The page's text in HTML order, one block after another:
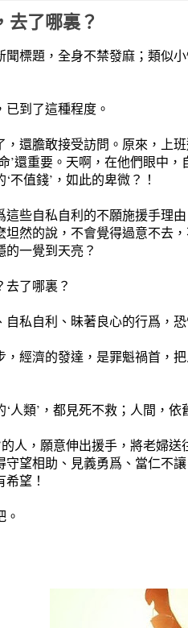
去了哪裏？
聞標題，全身不禁發麻；類似
到了這種程度。
還膽敢接受訪問。原來，上
’還重要。天啊，在他們眼中
不值錢’，如此的卑微？！
這些自私自利的不願施援手理
坦然的說，不會覺得過意不去
一覺到天亮？
去了哪裏？
自私自利、昧著良心的行爲，
，經濟的發達，是罪魁禍首，
人類’，都見死不救；人間，依
的人，願意伸出援手，將老婦
守望相助、見義勇爲、當仁不
望！
。